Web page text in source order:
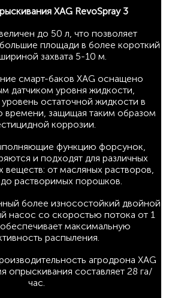
XAG RevoSpray 3
до 50 л, что позволяет
площади в более короткий
захвата 5-10 м.
смарт-баков XAG оснащено
датчиком уровня жидкости,
остаточной жидкости в
времени, защищая таким образом
коррозии.
функцию форсунок,
и подходят для различных
веществ: от масляных растворов,
растворимых порошков.
более износостойкий двойной
насос со скоростью потока от 1
максимальную
распыления.
агродрона XAG
опрыскивания составляет 28 га/
час.